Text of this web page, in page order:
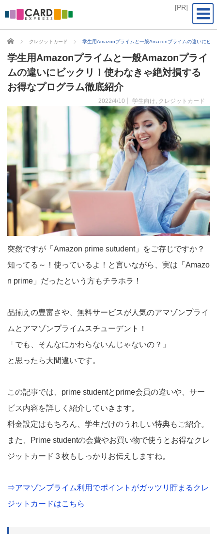
CARD EXPRESSクレジットカード 学生用Amazonプライムと一般Amazonプライムの違いにビ
学生用Amazonプライムと一般Amazonプライ
ムの違いにビックリ！使わなきゃ絶対損する
お得なプログラム徹底紹介
2022/4/10 学生向け, クレジットカード
突然ですが「Amazon prime sutudent」をご存じですか？
知ってる～！使っているよ！と言いながら、実は「Amazo
n prime」だったという方もチラホラ！
品揃えの豊富さや、無料サービスが人気のアマゾンプライ
ムとアマゾンプライムスチューデント！
「でも、そんなにかわらないんじゃないの？」
と思ったら大間違いです。
この記事では、prime studentとprime会員の違いや、サー
ビス内容を詳しく紹介していきます。
料金設定はもちろん、学生だけのうれしい特典もご紹介。
また、Prime studentの会費やお買い物で使うとお得なクレ
ジットカード３枚もしっかりお伝えしますね。
⇒アマゾンプライム利用でポイントがガッツリ貯まるクレ
ジットカードはこちら